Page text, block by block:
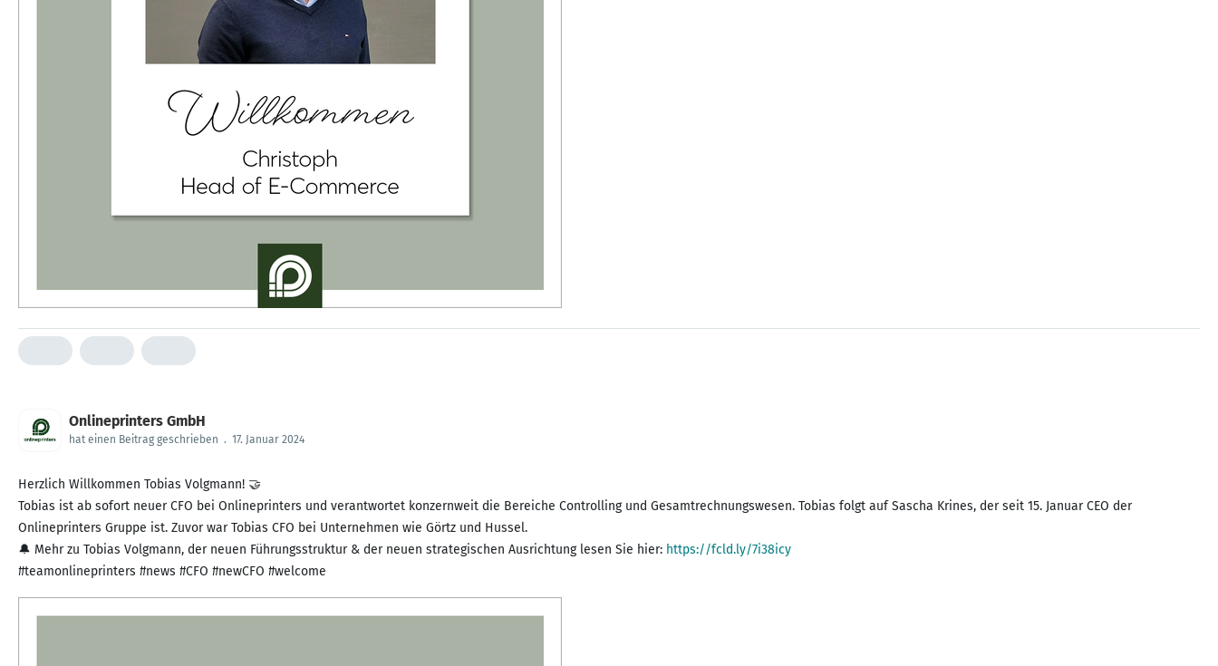
Onlineprinters GmbH
hat einen Beitrag geschrieben . 17. Januar 2024
Herzlich Willkommen Tobias Volgmann! 🤝
Tobias ist ab sofort neuer CFO bei Onlineprinters und verantwortet konzernweit die Bereiche Controlling und Gesamtrechnungswesen. Tobias folgt auf Sascha Krines, der seit 15. Januar CEO der
Onlineprinters Gruppe ist. Zuvor war Tobias CFO bei Unternehmen wie Görtz und Hussel.
🔔 Mehr zu Tobias Volgmann, der neuen Führungsstruktur & der neuen strategischen Ausrichtung lesen Sie hier: https://fcld.ly/7i38icy
#teamonlineprinters #news #CFO #newCFO #welcome